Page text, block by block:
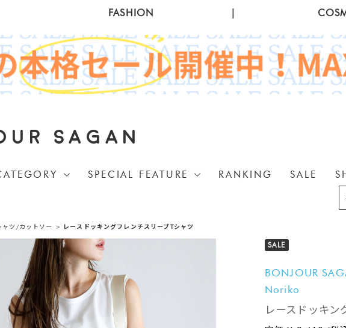
FASHION
SAGAN
SPECIAL FEATURE RANKING SALE
ャツ/カットソー > レースドッキングフレンチスリーブTシャツ
SALE
BONJOUR
Noriko
レースドッキン